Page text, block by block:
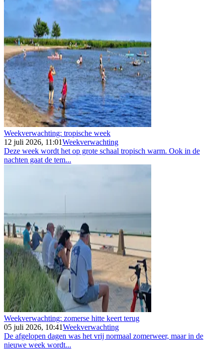
Weekverwachting: tropische week
12 juli 2026, 11:01Weekverwachting
Deze week wordt het op grote schaal tropisch warm. Ook in de
nachten gaat de tem...
Weekverwachting: zomerse hitte keert terug
05 juli 2026, 10:41Weekverwachting
De afgelopen dagen was het vrij normaal zomerweer, maar in de
nieuwe week wordt...